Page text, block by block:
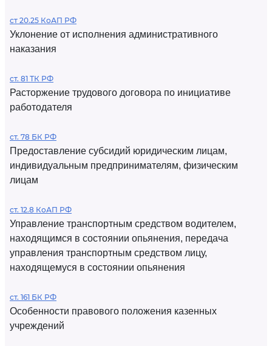
ст 20.25 КоАП РФ
Уклонение от исполнения административного
наказания
ст. 81 ТК РФ
Расторжение трудового договора по инициативе
работодателя
ст. 78 БК РФ
Предоставление субсидий юридическим лицам,
индивидуальным предпринимателям, физическим
лицам
ст. 12.8 КоАП РФ
Управление транспортным средством водителем,
находящимся в состоянии опьянения, передача
управления транспортным средством лицу,
находящемуся в состоянии опьянения
ст. 161 БК РФ
Особенности правового положения казенных
учреждений